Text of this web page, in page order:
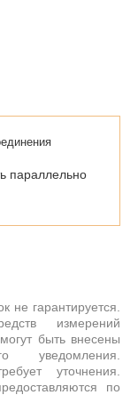
параллельно
не гарантируется.
измерений
быть внесены
уведомления.
уточнения.
по